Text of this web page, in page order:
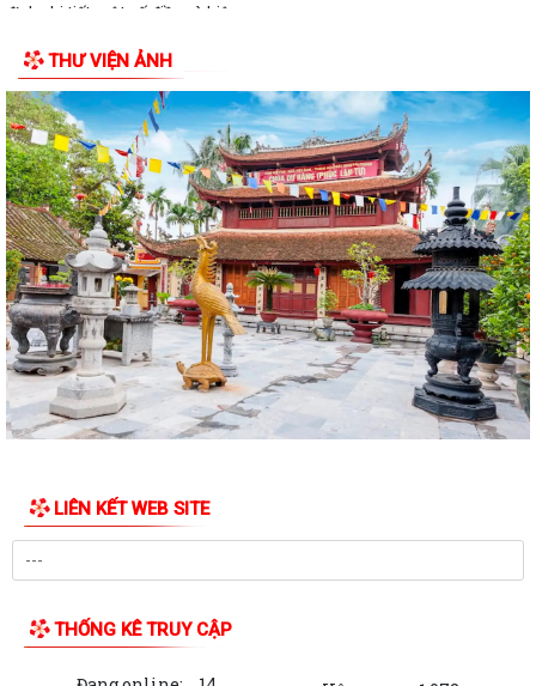
định chi tiết một số điều và biện...
Quán triệt chỉ đạo của Tổng Bí thư, Chủ tịch nước tại Thông báo số 64-
TB/VPTW, ngày 22/5/2026 và...
Tuyên truyền, triển khai thực hiện Nghị Quyết số 20/2026/NQ-HĐND
ngày 28/7/2026 của HĐND thành phố...
Công văn 8800 về việc thực hiện Kế hoạch số 201/KH-UBND và Kế
hoạch số 260/KH-UBND của Uỷ ban nhân...
Công văn xin ý kiến hồ sơ dự thảo văn bản quy phạm pháp luật bãi bỏ
văn bản quy phạm pháp luật
CHƯƠNG TRÌNH CÔNG TÁC CỦA LÃNH ĐẠO UBND PHƯỜNG ÁI QUỐC
(Từ ngày 03/8/2026 đến ngày 09/8/2026)
Triển khai thực hiện Kế hoạch số 276/KH-UBND ngày 20/7/2026 của
Thông báo về việc triển khai khai thác, sử dụng bài giảng pháp luật và
Chatbox AI Trợ giúp pháp luật
THƯ VIỆN ẢNH
LIÊN KẾT WEB SITE
THỐNG KÊ TRUY CẬP